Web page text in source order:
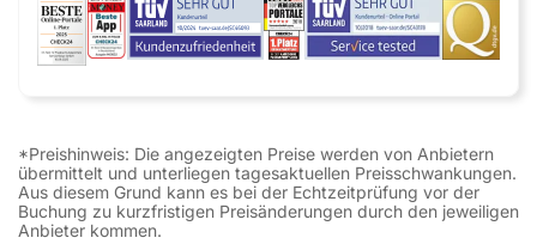
*Preishinweis: Die angezeigten Preise werden von Anbietern
übermittelt und unterliegen tagesaktuellen Preisschwankungen.
Aus diesem Grund kann es bei der Echtzeitprüfung vor der
Buchung zu kurzfristigen Preisänderungen durch den jeweiligen
Anbieter kommen.